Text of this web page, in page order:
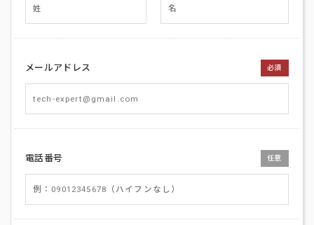
メールアドレス 必須
電話番号 任意